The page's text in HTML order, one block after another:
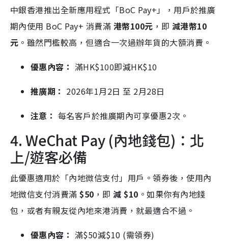
中銀香港推出全新應用程式「BoC Pay+」，用戶於推廣
期內使用 BoC Pay+ 消費滿 港幣100元 ，即 減港幣10
元 。雖然門檻較高，但適合一次過辦年貨的大額消費。
優惠內容： 滿HK$100即減HK$10
推廣期： 2026年1月2日 至 2月28日
注意： 每名客戶於推廣期內可享優惠2次。
4. WeChat Pay (內地錢包)：北
上/遊客必備
此優惠適用於「內地微信支付」用戶。領券後，使用內
地微信支付消費滿$50 ，即 減 $10 。如果你有內地錢
包，或者有親友從內地來港消費，就最適合不過。
優惠內容： 滿$50減$10 (需領券)